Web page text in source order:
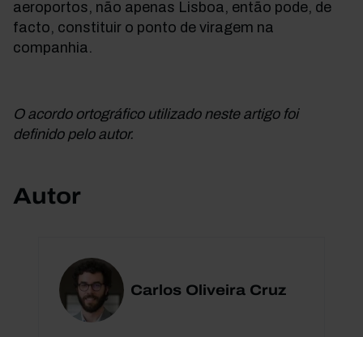
aeroportos, não apenas Lisboa, então pode, de
facto, constituir o ponto de viragem na
companhia.
O acordo ortográfico utilizado neste artigo foi
definido pelo autor.
Autor
Carlos Oliveira Cruz